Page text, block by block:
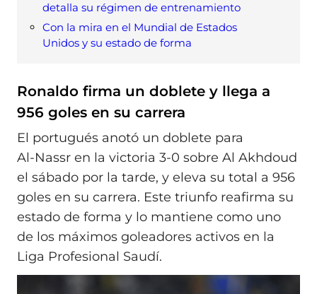
detalla su régimen de entrenamiento
Con la mira en el Mundial de Estados
Unidos y su estado de forma
Ronaldo firma un doblete y llega a
956 goles en su carrera
El portugués anotó un doblete para
Al‑Nassr en la victoria 3-0 sobre Al Akhdoud
el sábado por la tarde, y eleva su total a 956
goles en su carrera. Este triunfo reafirma su
estado de forma y lo mantiene como uno
de los máximos goleadores activos en la
Liga Profesional Saudí.